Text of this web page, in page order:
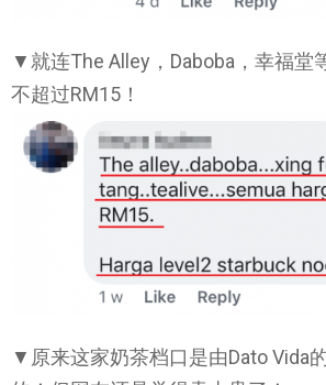
▼就连The Alley，Daboba，幸福堂
不超过RM15！
▼原来这家奶茶档口是由Dato Vida